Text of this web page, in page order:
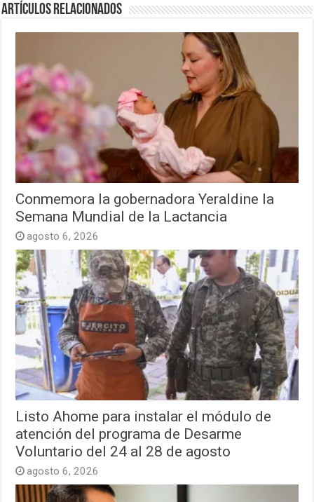
Artículos relacionados
Conmemora la gobernadora Yeraldine la
Semana Mundial de la Lactancia
agosto 6, 2026
Listo Ahome para instalar el módulo de
atención del programa de Desarme
Voluntario del 24 al 28 de agosto
agosto 6, 2026